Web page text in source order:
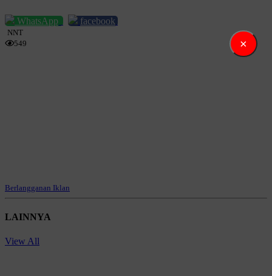
×
WhatsApp facebook
NNT
549
Berlangganan Iklan
LAINNYA
View All